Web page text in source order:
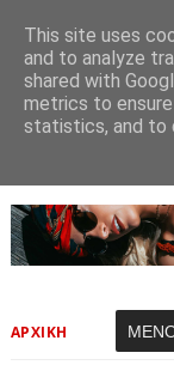
ΑΡΧΙΚΗ
This site uses
and to analyze
shared with
metrics to
statistics, and to